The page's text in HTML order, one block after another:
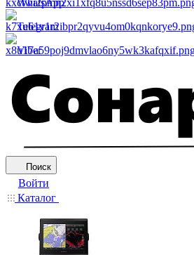
WhatsApp
Telegram
Viber
Поиск
Войти
Каталог